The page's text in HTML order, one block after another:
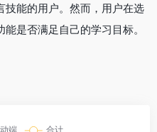
技能的用户。然而，用户在选
是否满足自己的学习目标。